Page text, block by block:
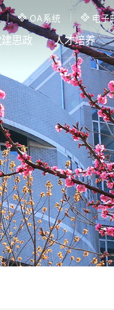
OA系统 电子
思政 人才培养